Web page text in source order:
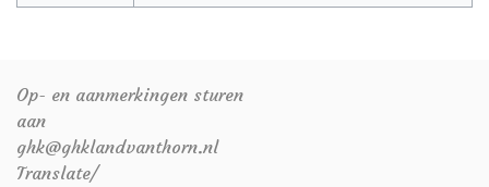
Op- en aanmerkingen sturen
aan
ghk@ghklandvanthorn.nl
Translate/